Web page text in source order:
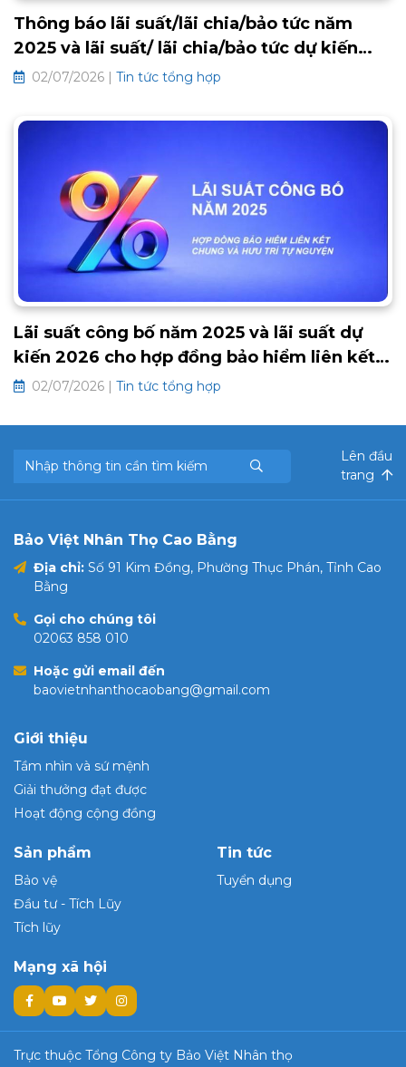
Thông báo lãi suất/lãi chia/bảo tức năm
2025 và lãi suất/ lãi chia/bảo tức dự kiến
2026 các hợp đồng bảo hiểm truyền thống
02/07/2026 | Tin tức tổng hợp
Lãi suất công bố năm 2025 và lãi suất dự
kiến 2026 cho hợp đồng bảo hiểm liên kết
chung và hưu trí tự nguyện
02/07/2026 | Tin tức tổng hợp
Lên đầu
trang
Bảo Việt Nhân Thọ Cao Bằng
Địa chỉ: Số 91 Kim Đồng, Phường Thục Phán, Tỉnh Cao
Bằng
Gọi cho chúng tôi
02063 858 010
Hoặc gửi email đến
baovietnhanthocaobang@gmail.com
Giới thiệu
Tầm nhìn và sứ mệnh
Giải thưởng đạt được
Hoạt động cộng đồng
Sản phẩm
Bảo vệ
Đầu tư - Tích Lũy
Tích lũy
Mạng xã hội
Tin tức
Tuyển dụng
Trực thuộc Tổng Công ty Bảo Việt Nhân thọ